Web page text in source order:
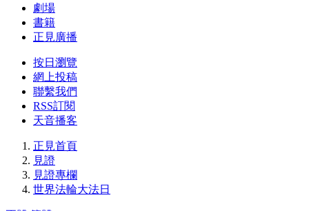
劇場
書籍
正見廣播
按日瀏覽
網上投稿
聯繫我們
RSS訂閱
天音播客
正見首頁
見證
見證專欄
世界法輪大法日